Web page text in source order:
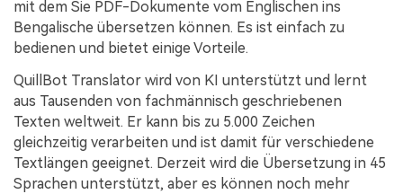
mit dem Sie PDF-Dokumente vom Englischen ins
Bengalische übersetzen können. Es ist einfach zu
bedienen und bietet einige Vorteile.
QuillBot Translator wird von KI unterstützt und lernt
aus Tausenden von fachmännisch geschriebenen
Texten weltweit. Er kann bis zu 5.000 Zeichen
gleichzeitig verarbeiten und ist damit für verschiedene
Textlängen geeignet. Derzeit wird die Übersetzung in 45
Sprachen unterstützt, aber es können noch mehr